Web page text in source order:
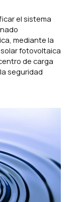
el sistema
mediante la
fotovoltaica
de carga
seguridad